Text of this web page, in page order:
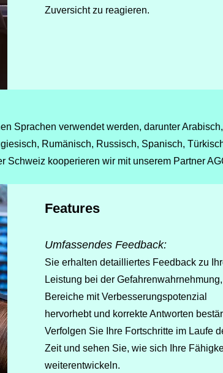
Zuversicht zu reagieren.
Sprachen verwendet werden, darunter
Rumänisch, Russisch, Spanisch,
Schweiz kooperieren wir mit unserem Partner
Features
Umfassendes Feedback:
Sie erhalten detailliertes Feedback zu
Leistung bei der
Bereiche mit Verbesserungspotenzial
hervorhebt und korrekte Antworten
Verfolgen Sie Ihre Fortschritte im Laufe
Zeit und sehen Sie, wie sich Ihre
weiterentwickeln.